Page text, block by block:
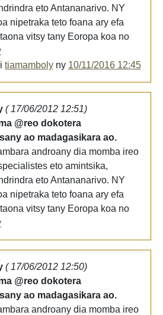
eto Antananarivo. NY
nipetraka teto foana ary efa
vitsy tany Eoropa koa no
tiamamboly ny 10/11/2016 12:45
( 17/06/2012 12:51)
@reo dokotera
ao madagasikara ao.
androany dia momba ireo
eto amintsika,
eto Antananarivo. NY
nipetraka teto foana ary efa
vitsy tany Eoropa koa no
( 17/06/2012 12:50)
@reo dokotera
ao madagasikara ao.
androany dia momba ireo